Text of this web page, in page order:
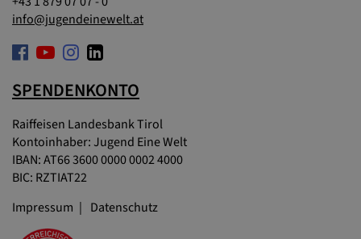
info@jugendeinewelt.at
SPENDENKONTO
Raiffeisen Landesbank Tirol
Kontoinhaber: Jugend Eine Welt
IBAN: AT66 3600 0000 0002 4000
BIC: RZTIAT22
Impressum
Datenschutz